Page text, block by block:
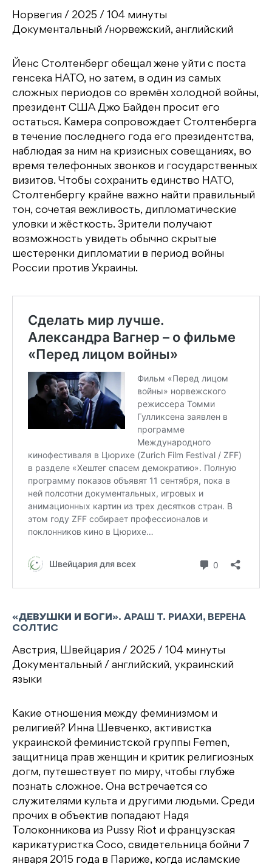
Норвегия / 2025 / 104 минуты
Документальный /норвежский, английский
Йенс Столтенберг обещал жене уйти с поста
генсека НАТО, но затем, в один из самых
сложных периодов со времён холодной войны,
президент США Джо Байден просит его
остаться. Камера сопровождает Столтенберга
в течение последнего года его президентства,
наблюдая за ним на кризисных совещаниях, во
время телефонных звонков и государственных
визитов. Чтобы сохранить единство НАТО,
Столтенбергу крайне важно найти правильный
тон, сочетая вежливость, дипломатические
уловки и жёсткость. Зрители получают
возможность увидеть обычно скрытые
шестеренки дипломатии в период войны
России против Украины.
«ДЕВУШКИ И БОГИ». АРАШ Т. РИАХИ, ВЕРЕНА
СОЛТИС
Австрия, Швейцария / 2025 / 104 минуты
Документальный / английский, украинский
языки
Какие отношения между феминизмом и
религией? Инна Шевченко, активистка
украинской феминистской группы Femen,
защитница прав женщин и критик религиозных
догм, путешествует по миру, чтобы глубже
познать сложное. Она встречается со
служителями культа и другими людьми. Среди
прочих в объектив попадают Надя
Толоконникова из Pussy Riot и французская
карикатуристка Coco, свидетельница бойни 7
января 2015 года в Париже, когда исламские